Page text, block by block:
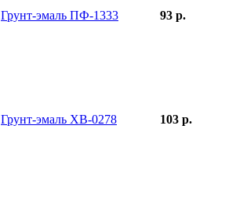
Грунт-эмаль ПФ-1333 93 р.
Грунт-эмаль ХВ-0278 103 р.